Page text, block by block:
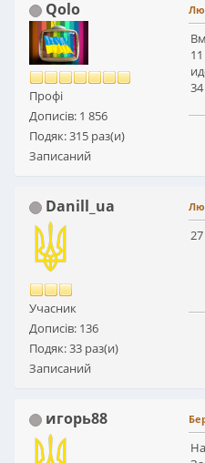
Qolo
Профі
Дописів: 1 856
Подяк: 315 раз(и)
Записаний
Danill_ua
Учасник
Дописів: 136
Подяк: 33 раз(и)
Записаний
игорь88